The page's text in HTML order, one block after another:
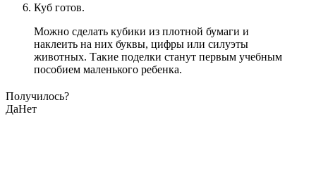
Куб готов.
Можно сделать кубики из плотной бумаги и
наклеить на них буквы, цифры или силуэты
животных. Такие поделки станут первым учебным
пособием маленького ребенка.
Получилось?
ДаНет